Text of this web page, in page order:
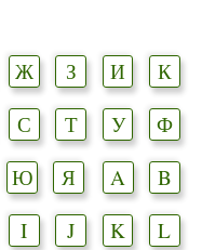
Ж З И
К
С Т У
Ф
Ю Я A
B
I J K
L